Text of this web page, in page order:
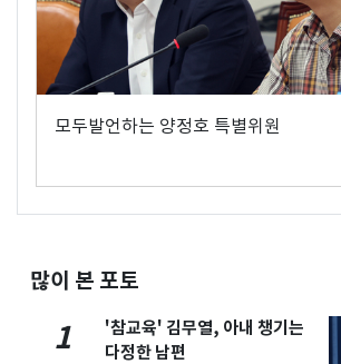
모두발언하는 양정호 특별위원
많이 본 포토
1
'참교육' 김무열, 아내 챙기는
다정한 남편